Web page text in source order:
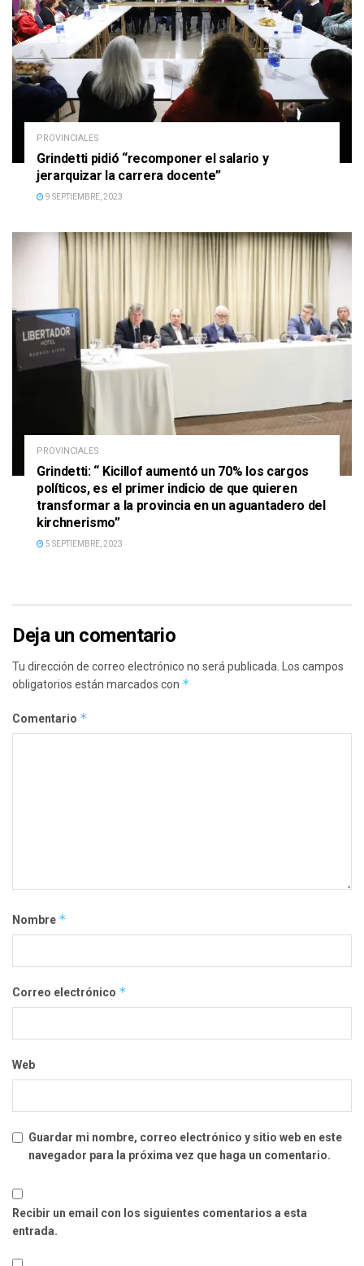
PROVINCIALES
Grindetti pidió “recomponer el salario y
jerarquizar la carrera docente”
9 SEPTIEMBRE, 2023
PROVINCIALES
Grindetti: “ Kicillof aumentó un 70% los cargos
políticos, es el primer indicio de que quieren
transformar a la provincia en un aguantadero del
kirchnerismo”
5 SEPTIEMBRE, 2023
Deja un comentario
Tu dirección de correo electrónico no será publicada. Los campos
obligatorios están marcados con *
Comentario *
Nombre *
Correo electrónico *
Web
Guardar mi nombre, correo electrónico y sitio web en este
navegador para la próxima vez que haga un comentario.
Recibir un email con los siguientes comentarios a esta
entrada.